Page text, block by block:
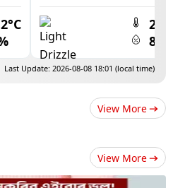
Last Update: 2026-08-08 18:01 (local time)
View More
View More